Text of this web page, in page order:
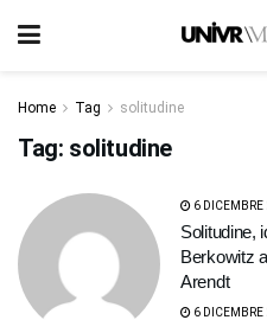
Home Tag solitudine
Tag: solitudine
6 DICEMBRE
Solitudine,
Berkowitz
Arendt
6 DICEMBRE